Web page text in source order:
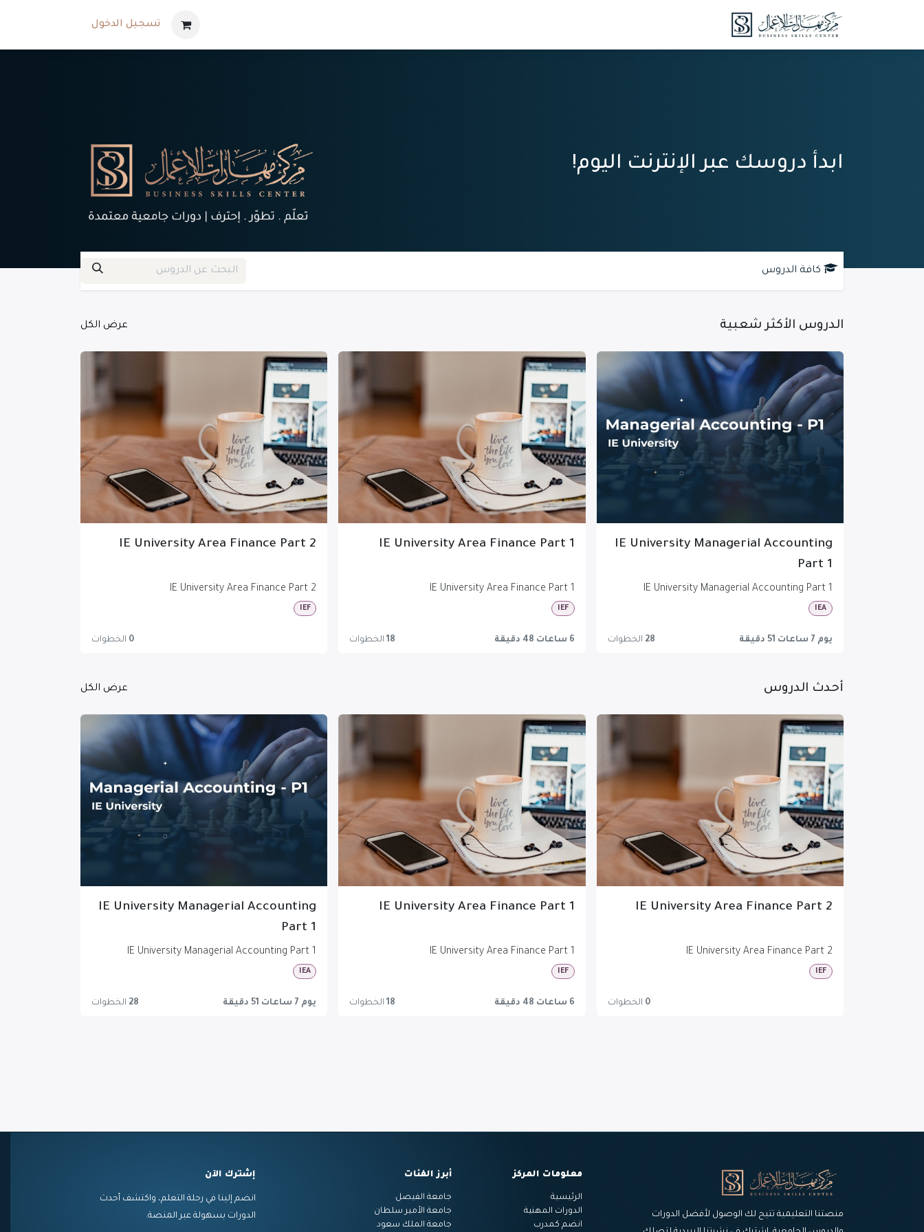
تسجيل الدخول
ابدأ دروسك عبر الإنترنت اليوم!
كافة الدروس
عرض الكل الدروس الأكثر شعبية
IE University Managerial Accounting
Part 1
IE University Managerial Accounting Part 1
IEA
يوم 7 ساعات 51 دقيقة 28 الخطوات
IE University Area Finance Part 1
IE University Area Finance Part 1
IEF
6 ساعات 48 دقيقة 18 الخطوات
IE University Area Finance Part 2
IE University Area Finance Part 2
IEF
0 الخطوات
عرض الكل أحدث الدروس
IE University Area Finance Part 2
IE University Area Finance Part 2
IEF
0 الخطوات
IE University Area Finance Part 1
IE University Area Finance Part 1
IEF
6 ساعات 48 دقيقة 18 الخطوات
IE University Managerial Accounting
Part 1
IE University Managerial Accounting Part 1
IEA
يوم 7 ساعات 51 دقيقة 28 الخطوات
منصتنا التعليمية تتيح لك الوصول لأفضل الدورات
معلومات المركز
الرئيسية
الدورات المهنية
انضم كمدرب
أبرز الفئات
جامعة الفيصل
جامعة الأمير سلطان
جامعة الملك سعود
إشترك الآن
انضم إلينا في رحلة التعلم، واكتشف أحدث
الدورات بسهولة عبر المنصة.